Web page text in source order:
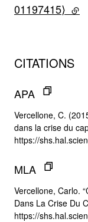
01197415⟩
CITATIONS
APA
Vercellone, C.
dans la crise du
https://
MLA
Vercellone, Carlo.
Dans La Crise Du
https://